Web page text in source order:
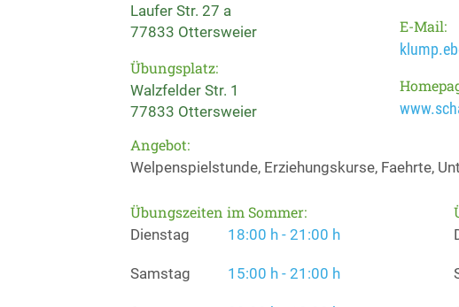
Laufer Str. 27 a
77833 Ottersweier
Übungsplatz:
Walzfelder Str. 1
77833 Ottersweier
E-Mail:
Angebot:
Welpenspielstunde, Erziehungskurse, Faehrte,
Übungszeiten im Sommer:
Dienstag 18:00 h - 21:00 h
Samstag 15:00 h - 21:00 h